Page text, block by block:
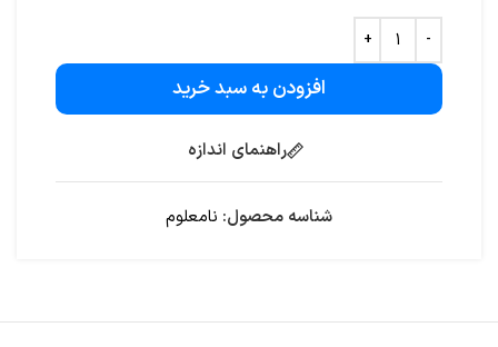
افزودن به سبد خرید
راهنمای اندازه
شناسه محصول: نامعلوم